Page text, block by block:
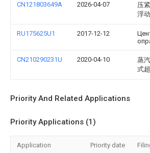
CN121803649A 2026-04-07
压
浮
RU175625U1 2017-12-12
CN210290231U 2020-04-10
蒸
式
Priority And Related Applications
Priority Applications (1)
Application Priority date